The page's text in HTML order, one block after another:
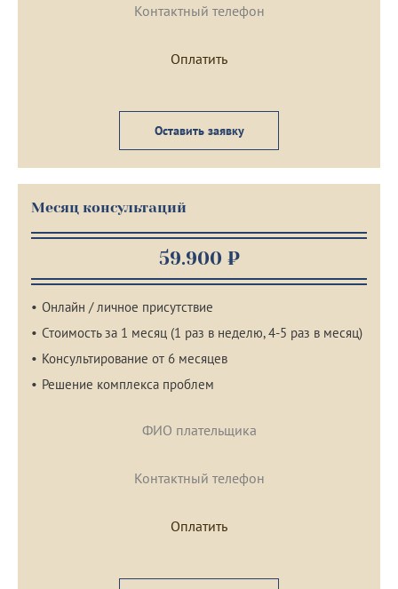
Оставить заявку
Месяц консультаций
59.900 ₽
Онлайн / личное присутствие
Стоимость за 1 месяц (1 раз в неделю, 4-5 раз в месяц)
Консультирование от 6 месяцев
Решение комплекса проблем